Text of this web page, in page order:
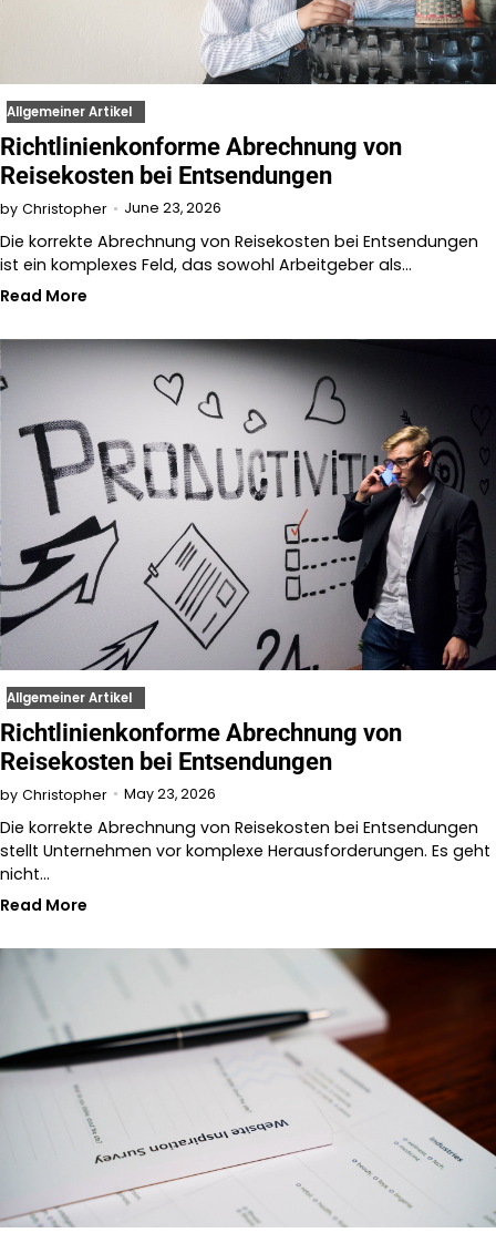
Allgemeiner Artikel
Richtlinienkonforme Abrechnung von
Reisekosten bei Entsendungen
by Christopher June 23, 2026
Die korrekte Abrechnung von Reisekosten bei Entsendungen
ist ein komplexes Feld, das sowohl Arbeitgeber als…
Read More
Allgemeiner Artikel
Richtlinienkonforme Abrechnung von
Reisekosten bei Entsendungen
by Christopher May 23, 2026
Die korrekte Abrechnung von Reisekosten bei Entsendungen
stellt Unternehmen vor komplexe Herausforderungen. Es geht
nicht…
Read More